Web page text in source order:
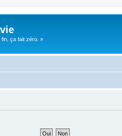
ça fait zéro. »